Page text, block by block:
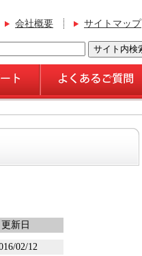
会社概要 サイトマップ
更新日
02/12